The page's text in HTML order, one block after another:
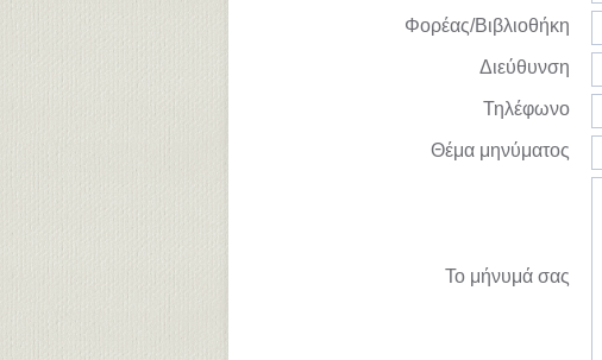
Φορέας/Βιβλιοθήκη
Διεύθυνση
Τηλέφωνο
Θέμα μηνύματος
Το μήνυμά σας